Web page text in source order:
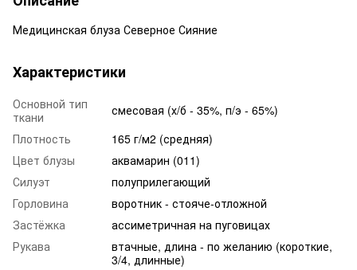
Медицинская блуза Северное Сияние
Характеристики
Основной тип
ткани
смесовая (х/б - 35%, п/э - 65%)
Плотность
165 г/м2 (средняя)
Цвет блузы
аквамарин (011)
Силуэт
полуприлегающий
Горловина
воротник - стояче-отложной
Застёжка
ассиметричная на пуговицах
Рукава
втачные, длина - по желанию (короткие,
3/4, длинные)